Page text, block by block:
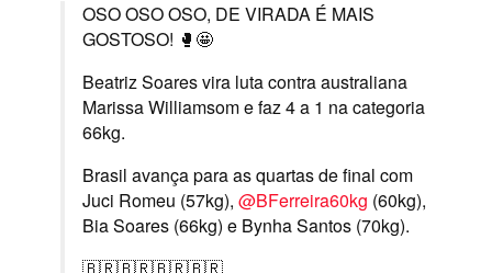
OSO OSO OSO, DE VIRADA É MAIS
GOSTOSO! 🥊🤩
Beatriz Soares vira luta contra australiana
Marissa Williamsom e faz 4 a 1 na categoria
66kg.
Brasil avança para as quartas de final com
Juci Romeu (57kg), @BFerreira60kg (60kg),
Bia Soares (66kg) e Bynha Santos (70kg).